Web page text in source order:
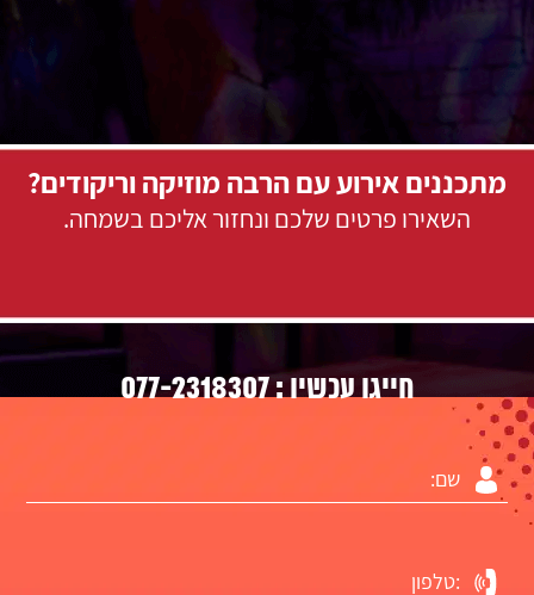
מתכננים אירוע עם הרבה מוזיקה וריקודים?
השאירו פרטים שלכם ונחזור אליכם בשמחה.
חייגו עכשיו :077-2318307